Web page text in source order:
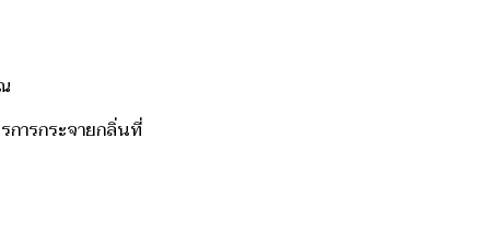
ารกระจายกลิ่นที่